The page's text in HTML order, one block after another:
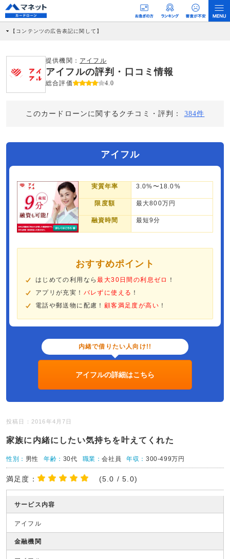
【コンテンツの広告表記に関して】
社に対して企業から紹介報酬が支払われるという収益モデルです。 ただし、特定の
商品を根拠なくPRするものではなく、当編集部の調査／ユーザーへの口コミ収集な
どに基づき、公平性を担保した情報提供を行っています。
>提携企業一覧
提供機関： アイフル
アイフルの評判・口コミ情報
総合評価 4.0
このカードローンに関するクチコミ・評判： 384件
アイフル
実質年率 3.0%〜18.0%
限度額 最大800万円
融資時間 最短9分
おすすめポイント
はじめての利用なら最大30日間の利息ゼロ
！
アプリが充実！ バレずに使える ！
電話や郵送物に配慮！ 顧客満足度が高い ！
内緒で借りたい人向け!!
アイフルの詳細はこちら
投稿日：2016年4月7日
家族に内緒にしたい気持ちを叶えてくれた
性別： 男性 年齢： 30代 職業：会社員 年収：300-499万円
満足度： (5.0 / 5.0)
サービス内容
アイフル
金融機関